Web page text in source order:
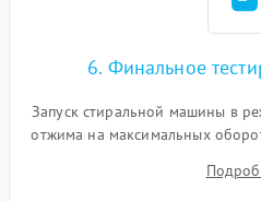
6. Финальное
Запуск стиральной машины в
отжима на максимальных
корректности слива,
посторонних стуков и